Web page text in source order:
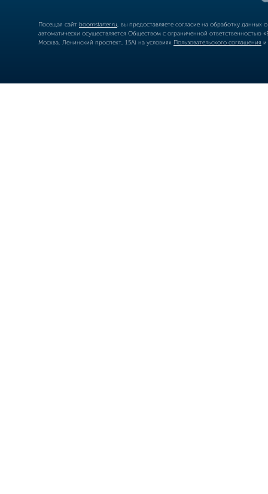
Посещая сайт boomstarter.ru , вы предоставляете согласие на обработку
автоматически осуществляется Обществом с ограниченной
Москва, Ленинский проспект, 15А) на условиях Пользовательского соглашения и